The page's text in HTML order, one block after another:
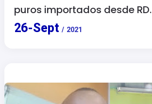
puros importados desde RD.
26-Sept / 2021